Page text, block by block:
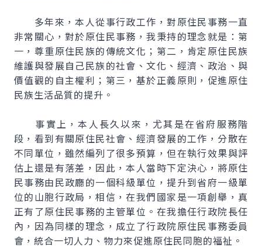
多年來，本人從事行政工作，對原住民事務一直
非常關心，對於原住民事務，我秉持的理念就是：第
一，尊重原住民族的傳統文化；第二，肯定原住民族
維護與發展自己民族的社會、文化、經濟、政治、與
價值觀的自主權利；第三，基於正義原則，促進原住
民族生活品質的提升。
事實上，本人長久以來，尤其是在省府服務階
段，看到有關原住民社會、經濟發展的工作，分散在
不同單位，雖然編列了很多預算，但在執行效果與評
估上還是有落差，因此，本人當時下定決心，將原住
民事務由民政廳的一個科級單位，提升到省府一級單
位的山胞行政局，相信，在我們國家是一項創舉，真
正有了原住民事務的主管單位。在我擔任行政院長任
內，因為同樣的理念，成立了行政院原住民事務委員
會，統合一切人力、物力來促進原住民同胞的福祉。